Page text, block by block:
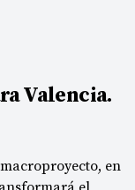
Valencia.
en